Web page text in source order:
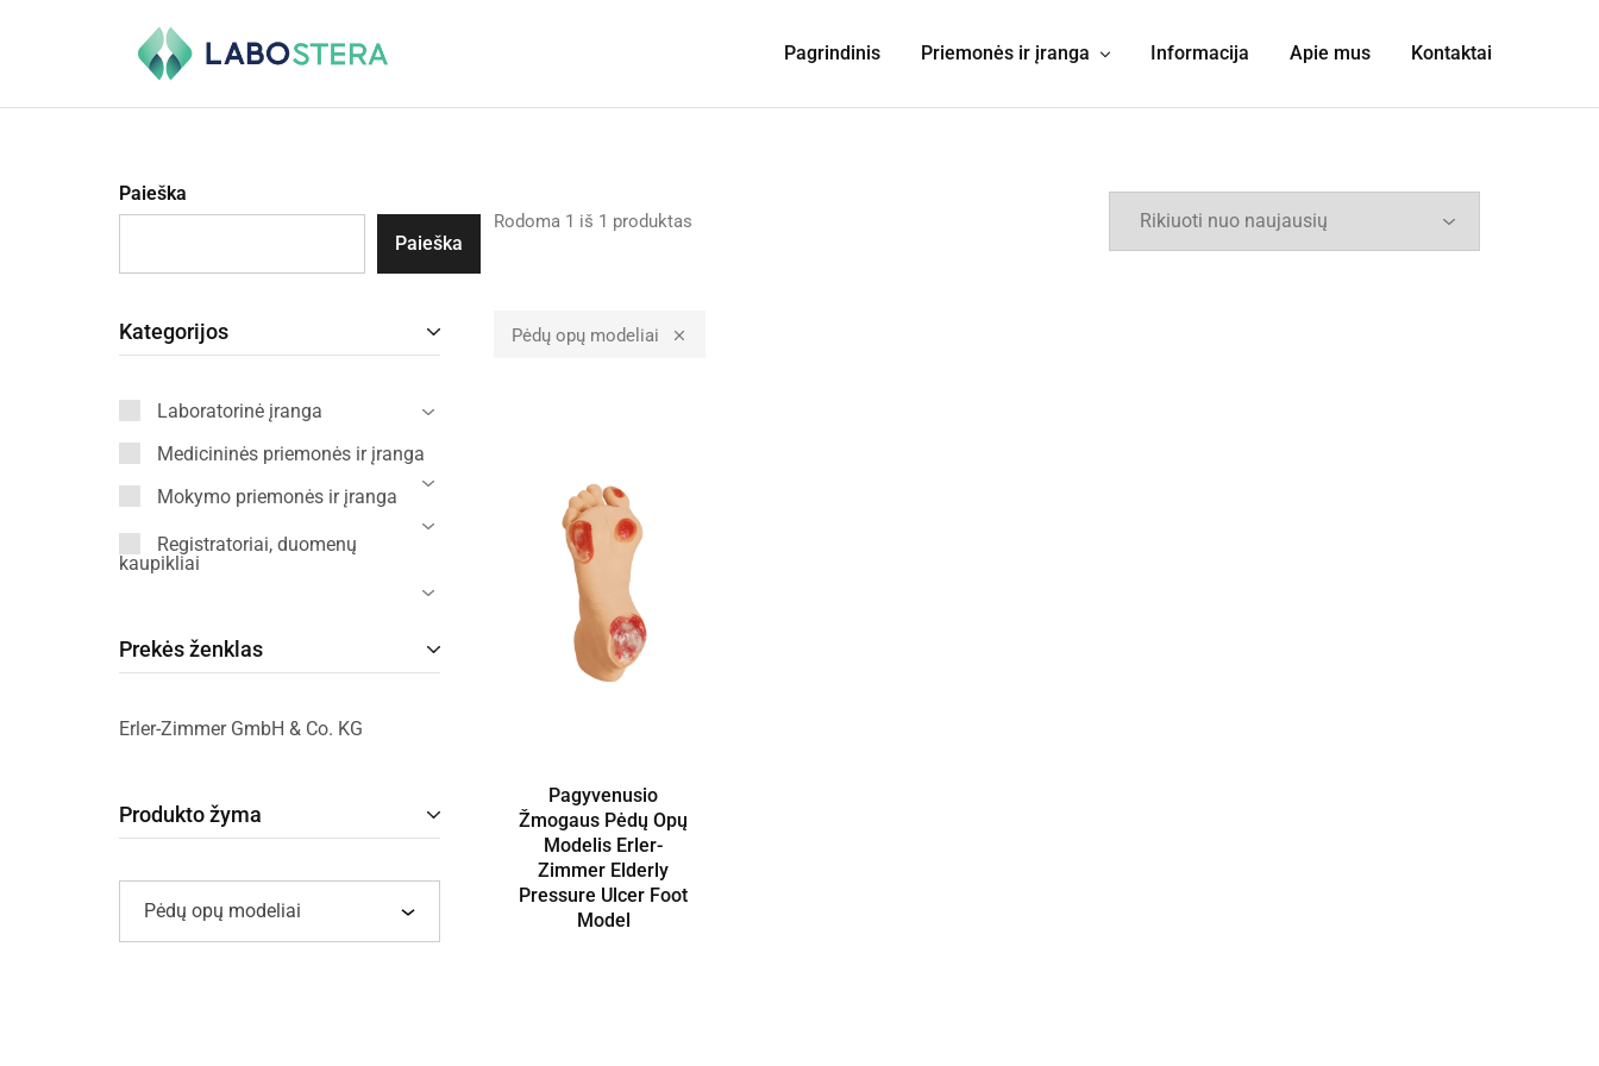
Labostera
Laboratorinė
Pagrindinis Priemonės ir įranga Informacija Apie mus Kontaktai
Rodoma 1 iš 1 produktas
Pėdų opų modeliai
Pagyvenusio
Žmogaus Pėdų Opų
Modelis Erler-
Zimmer Elderly
Pressure Ulcer Foot
Model
Paieška
Paieška
Kategorijos
Laboratorinė įranga
Medicininės priemonės ir įranga
Mokymo priemonės ir įranga
Registratoriai, duomenų
kaupikliai
Prekės ženklas
Erler-Zimmer GmbH & Co. KG
Produkto žyma
Pėdų opų modeliai